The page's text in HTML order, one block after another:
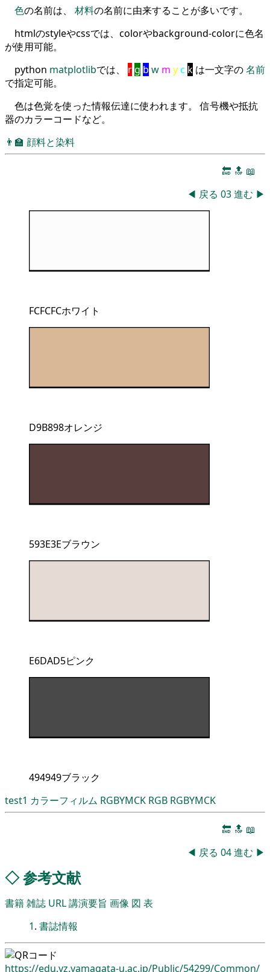
色の名前は、 材料の名前に由来することが多いです。
htmlのstyleやcssでは、colorやbackground-colorに色名
が使用可能。
python matplotlibでは、 rg b w m yc k は一文字の名前
で指定可能。
色は色覚を使った情報伝達に使われます。 信号機や抵抗
器のカラーコードなど。
👨‍🏫 顔料と染料
🔚 🔝 📖
◀ 戻る 03進む ▶
FCFCFCホワイト
D9B898オレンジ
593E3Eブラウン
E6DAD5ピンク
494949ブラック
test1 カラーフィルム RGBYMCK RGB RGBYMCK
🔚 🔝 📖
◀ 戻る 04進む ▶
◇参考文献
書籍雑誌 URL講演要旨 画像 図 表
1. 書誌情報
https://edu.yz.yamagata-u.ac.jp/Public/54299/Common/